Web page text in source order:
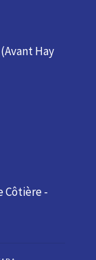
Hay
Côtière -